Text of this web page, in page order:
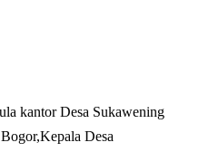
kantor Desa Sukawening
Desa